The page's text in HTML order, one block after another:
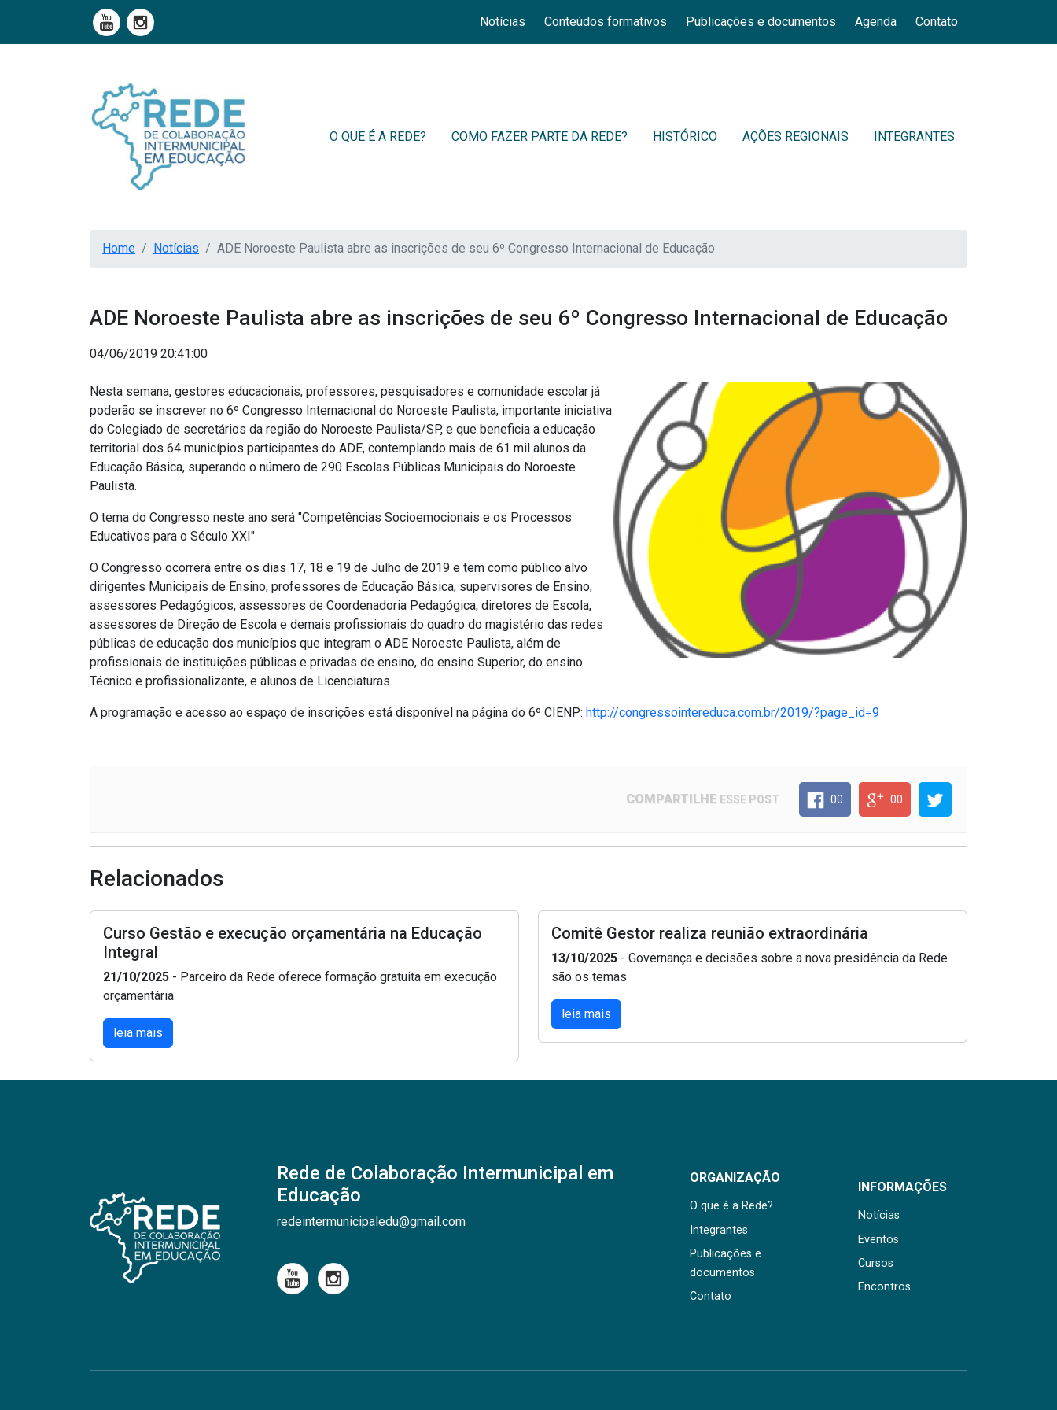
Notícias Conteúdos formativos Publicações e documentos Agenda Contato
O QUE É A REDE? COMO FAZER PARTE DA REDE? HISTÓRICO AÇÕES REGIONAIS INTEGRANTES
Home Notícias ADE Noroeste Paulista abre as inscrições de seu 6º Congresso Internacional de Educação
ADE Noroeste Paulista abre as inscrições de seu 6º Congresso Internacional de Educação
04/06/2019 20:41:00
Nesta semana, gestores educacionais, professores, pesquisadores e comunidade escolar já
poderão se inscrever no 6º Congresso Internacional do Noroeste Paulista, importante iniciativa
do Colegiado de secretários da região do Noroeste Paulista/SP, e que beneficia a educação
territorial dos 64 municípios participantes do ADE, contemplando mais de 61 mil alunos da
Educação Básica, superando o número de 290 Escolas Públicas Municipais do Noroeste
Paulista.
O tema do Congresso neste ano será "Competências Socioemocionais e os Processos
Educativos para o Século XXI"
O Congresso ocorrerá entre os dias 17, 18 e 19 de Julho de 2019 e tem como público alvo
dirigentes Municipais de Ensino, professores de Educação Básica, supervisores de Ensino,
assessores Pedagógicos, assessores de Coordenadoria Pedagógica, diretores de Escola,
assessores de Direção de Escola e demais profissionais do quadro do magistério das redes
públicas de educação dos municípios que integram o ADE Noroeste Paulista, além de
profissionais de instituições públicas e privadas de ensino, do ensino Superior, do ensino
Técnico e profissionalizante, e alunos de Licenciaturas.
A programação e acesso ao espaço de inscrições está disponível na página do 6º CIENP: http://congressointereduca.com.br/2019/?page_id=9
COMPARTILHE ESSE POST 00 00
Relacionados
Curso Gestão e execução orçamentária na Educação
Integral
21/10/2025 - Parceiro da Rede oferece formação gratuita em execução
orçamentária
leia mais
Comitê Gestor realiza reunião extraordinária
13/10/2025 - Governança e decisões sobre a nova presidência da Rede
são os temas
leia mais
Rede de Colaboração Intermunicipal em
Educação
redeintermunicipaledu@gmail.com
ORGANIZAÇÃO
O que é a Rede?
Integrantes
Publicações e
documentos
Contato
INFORMAÇÕES
Notícias
Eventos
Cursos
Encontros